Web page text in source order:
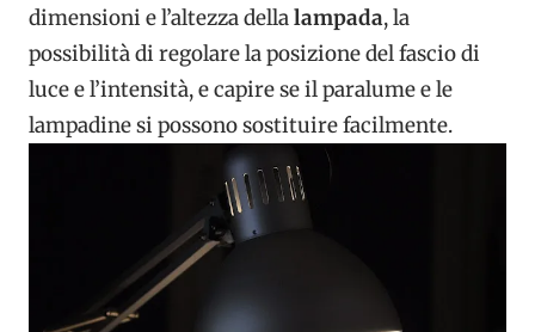
dimensioni e l’altezza dellalampada, la
possibilità di regolare la posizione del fascio di
luce e l’intensità, e capire se il paralume e le
lampadine si possono sostituire facilmente.